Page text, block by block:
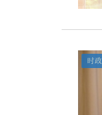
时政